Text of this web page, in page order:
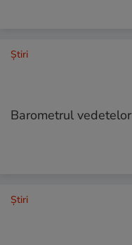
Ştiri
Barometrul vedetelor
Ştiri